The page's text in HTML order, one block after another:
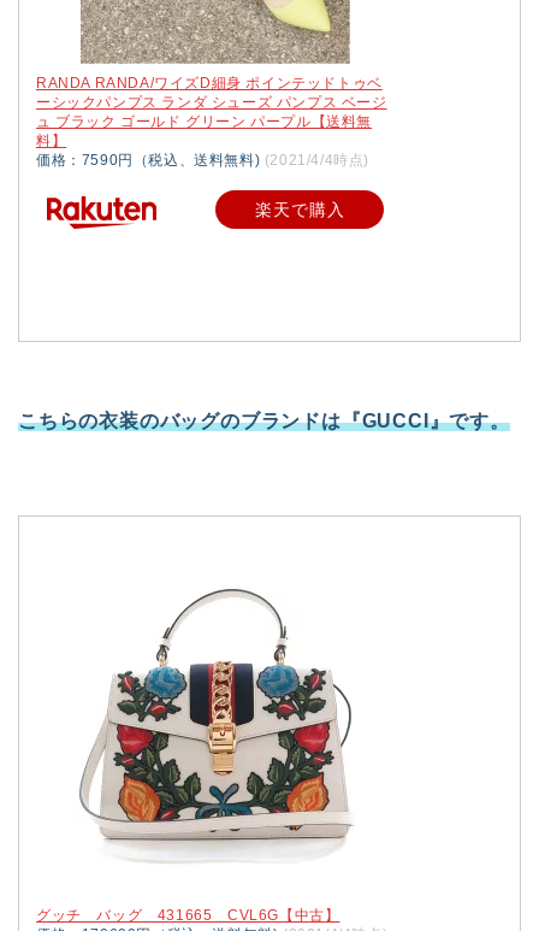
RANDA RANDA/ワイズD細身 ポインテッドトゥベ
ーシックパンプス ランダ シューズ パンプス ベージ
ュ ブラック ゴールド グリーン パープル【送料無
料】
価格：7590円（税込、送料無料) (2021/4/4時点)
楽天で購入
こちらの衣装のバッグのブランドは『GUCCI』です。
グッチ バッグ 431665 CVL6G【中古】